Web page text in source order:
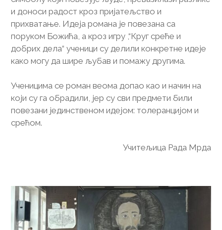
и доноси радост кроз пријатељство и
прихватање. Идеја романа је повезана са
поруком Божића, а кроз игру ,“Круг среће и
добрих дела“ ученици су делили конкретне идеје
како могу да шире љубав и помажу другима.
Ученицима се роман веома допао као и начин на
који су га обрадили, јер су сви предмети били
повезани јединственом идејом: толеранцијом и
срећом.
Учитељица Рада Мрда